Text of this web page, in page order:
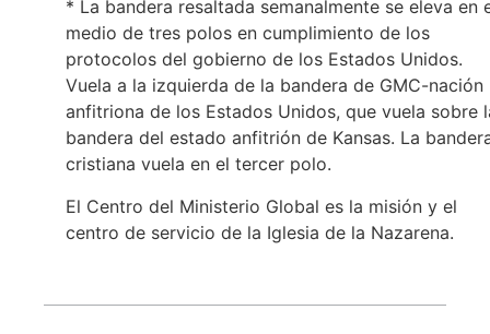
* La bandera resaltada semanalmente se eleva en
medio de tres polos en cumplimiento de los
protocolos del gobierno de los Estados Unidos.
Vuela a la izquierda de la bandera de GMC-nación
anfitriona de los Estados Unidos, que vuela sobre
bandera del estado anfitrión de Kansas. La
cristiana vuela en el tercer polo.
El Centro del Ministerio Global es la misión y el
centro de servicio de la Iglesia de la Nazarena.